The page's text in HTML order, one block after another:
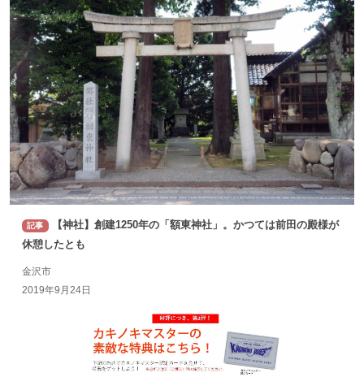
記事
【神社】創建1250年の「額東神社」。かつては前田の殿様が
休憩したとも
金沢市
2019年9月24日